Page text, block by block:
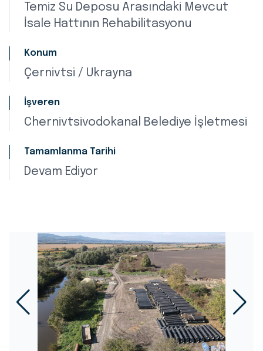
Temiz Su Deposu Arasındaki Mevcut
İsale Hattının Rehabilitasyonu
Konum
Çernivtsi / Ukrayna
İşveren
Chernivtsivodokanal Belediye İşletmesi
Tamamlanma Tarihi
Devam Ediyor